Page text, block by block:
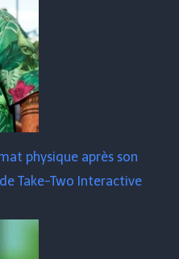
physique après son
Take-Two Interactive